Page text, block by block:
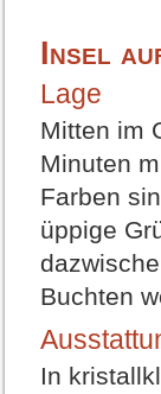
Insel
Lage
Mitten im
Minuten
Farben
üppige
Buchten
In